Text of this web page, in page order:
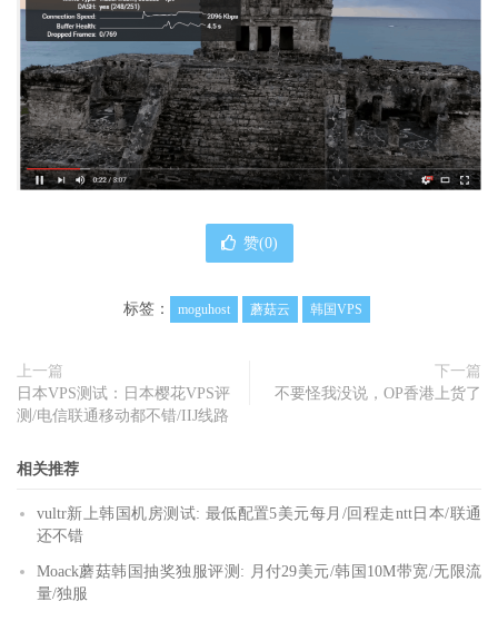
赞(0)
标签： moguhost 蘑菇云 韩国VPS
上一篇
日本VPS测试：日本樱花VPS评
测/电信联通移动都不错/IIJ线路
下一篇
不要怪我没说，OP香港上货了
相关推荐
vultr新上韩国机房测试: 最低配置5美元每月/回程走ntt日本/联通
还不错
Moack蘑菇韩国抽奖独服评测: 月付29美元/韩国10M带宽/无限流
量/独服